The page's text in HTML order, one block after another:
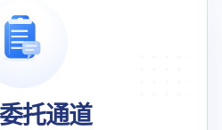
托通道